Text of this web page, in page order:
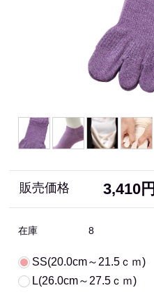
販売価格 3,410円
在庫 8
SS(20.0cm～21.5ｃｍ)
L(26.0cm～27.5ｃｍ)